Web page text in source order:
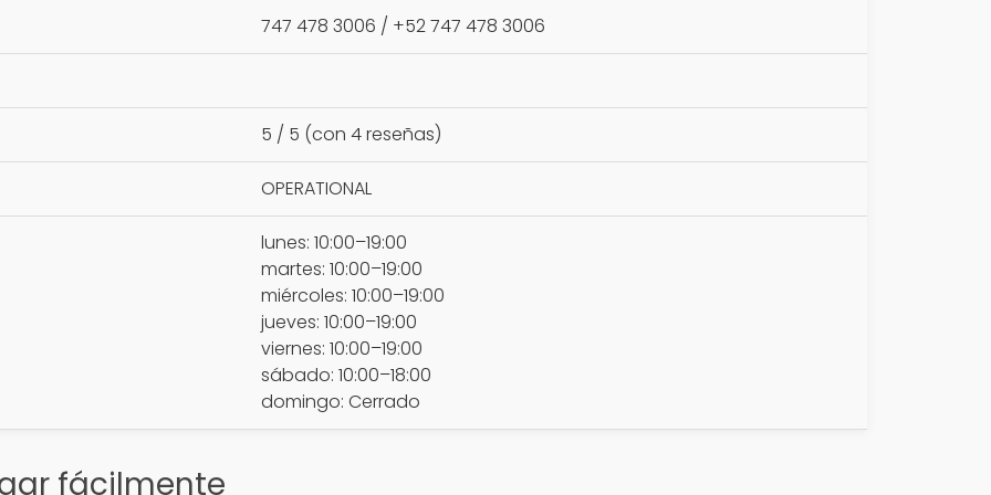
747 478 3006 / +52 747 478 3006
5 / 5 (con 4 reseñas)
OPERATIONAL
lunes: 10:00–19:00
martes: 10:00–19:00
miércoles: 10:00–19:00
jueves: 10:00–19:00
viernes: 10:00–19:00
sábado: 10:00–18:00
domingo: Cerrado
fácilmente